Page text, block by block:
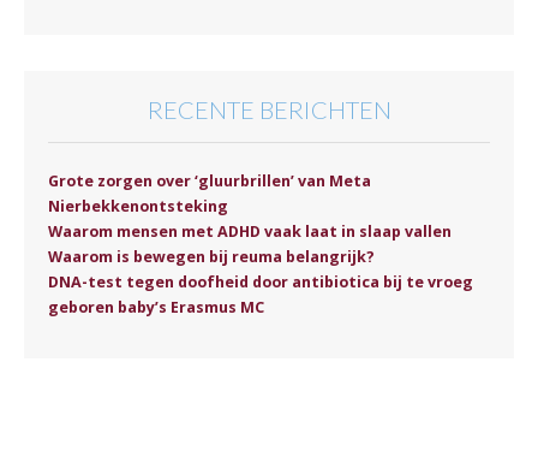
RECENTE BERICHTEN
Grote zorgen over ‘gluurbrillen’ van Meta
Nierbekkenontsteking
Waarom mensen met ADHD vaak laat in slaap vallen
Waarom is bewegen bij reuma belangrijk?
DNA-test tegen doofheid door antibiotica bij te vroeg
geboren baby’s Erasmus MC